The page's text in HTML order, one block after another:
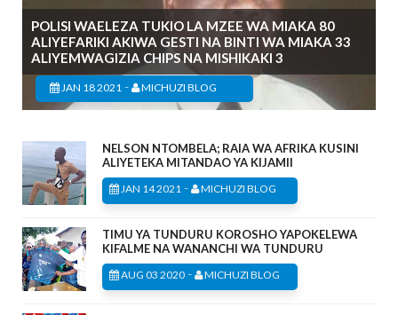
POLISI WAELEZA TUKIO LA MZEE WA MIAKA 80
ALIYEFARIKI AKIWA GESTI NA BINTI WA MIAKA 33
ALIYEMWAGIZIA CHIPS NA MISHIKAKI 3
JAN 18 2021 - MICHUZI BLOG
NELSON NTOMBELA; RAIA WA AFRIKA KUSINI
ALIYETEKA MITANDAO YA KIJAMII
JAN 14 2021 - MICHUZI BLOG
TIMU YA TUNDURU KOROSHO YAPOKELEWA
KIFALME NA WANANCHI WA TUNDURU
AUG 03 2020 - MICHUZI BLOG